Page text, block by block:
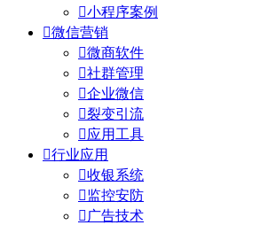
小程序案例
微信营销
微商软件
社群管理
企业微信
裂变引流
应用工具
行业应用
收银系统
监控安防
 广告技术